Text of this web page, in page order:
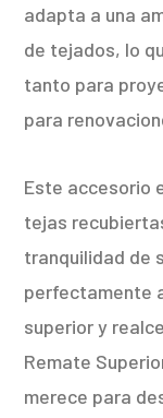
adapta a una
de tejados, lo
tanto para
para
Este accesorio
tejas
tranquilidad de
perfectamente
superior y
Remate
merece para